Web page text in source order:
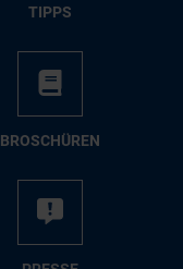
TIPPS
BRO­SCHÜ­REN